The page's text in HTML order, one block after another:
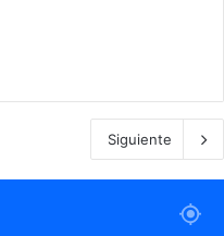
Siguiente